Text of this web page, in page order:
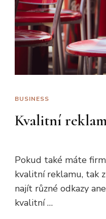
BUSINESS
Kvalitní
Pokud také máte
kvalitní reklamu, tak
najít různé odkazy
kvalitní …